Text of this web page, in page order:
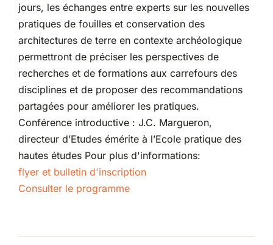
jours, les échanges entre experts sur les nouvelles
pratiques de fouilles et conservation des
architectures de terre en contexte archéologique
permettront de préciser les perspectives de
recherches et de formations aux carrefours des
disciplines et de proposer des recommandations
partagées pour améliorer les pratiques.
Conférence introductive : J.C. Margueron,
directeur d’Etudes émérite à l’Ecole pratique des
hautes études Pour plus d'informations:
flyer et bulletin d'inscription
Consulter le programme